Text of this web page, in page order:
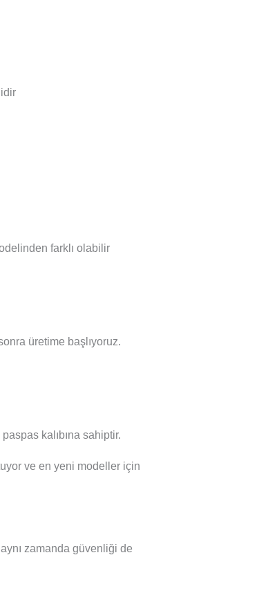
farklı olabilir
üretime başlıyoruz.
kalıbına sahiptir.
ve en yeni modeller için
zamanda güvenliği de